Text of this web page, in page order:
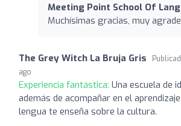
Meeting Point School Of
Muchísimas gracias, muy
The Grey Witch La Bruja Gris
ago
Experiencia fantástica: Una escuela de
además de acompañar en el
lengua te enseña sobre la cultura.